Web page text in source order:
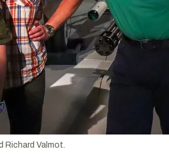
Richard Valmot.